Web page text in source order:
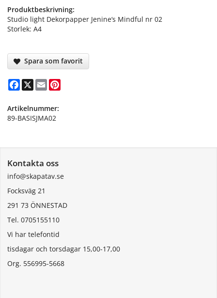
Produktbeskrivning:
Studio light Dekorpapper Jenine‘s Mindful nr 02
Storlek: A4
Spara som favorit
Facebook
X Email
Artikelnummer:
89-BASISJMA02
Kontakta oss
info@skapatav.se
Focksväg 21
291 73 ÖNNESTAD
Tel. 0705155110
Vi har telefontid
tisdagar och torsdagar 15,00-17,00
Org. 556995-5668